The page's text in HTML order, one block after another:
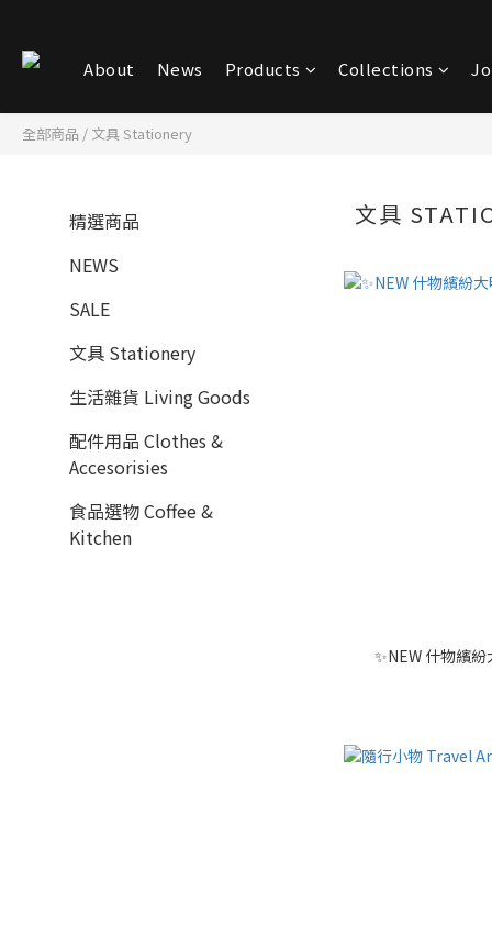
About News Products Collections
全部商品 / 文具 Stationery
精選商品
NEWS
SALE
文具 Stationery
生活雜貨 Living Goods
配件用品 Clothes &
Accesorisies
食品選物 Coffee &
Kitchen
文具
✨NEW 什物繽